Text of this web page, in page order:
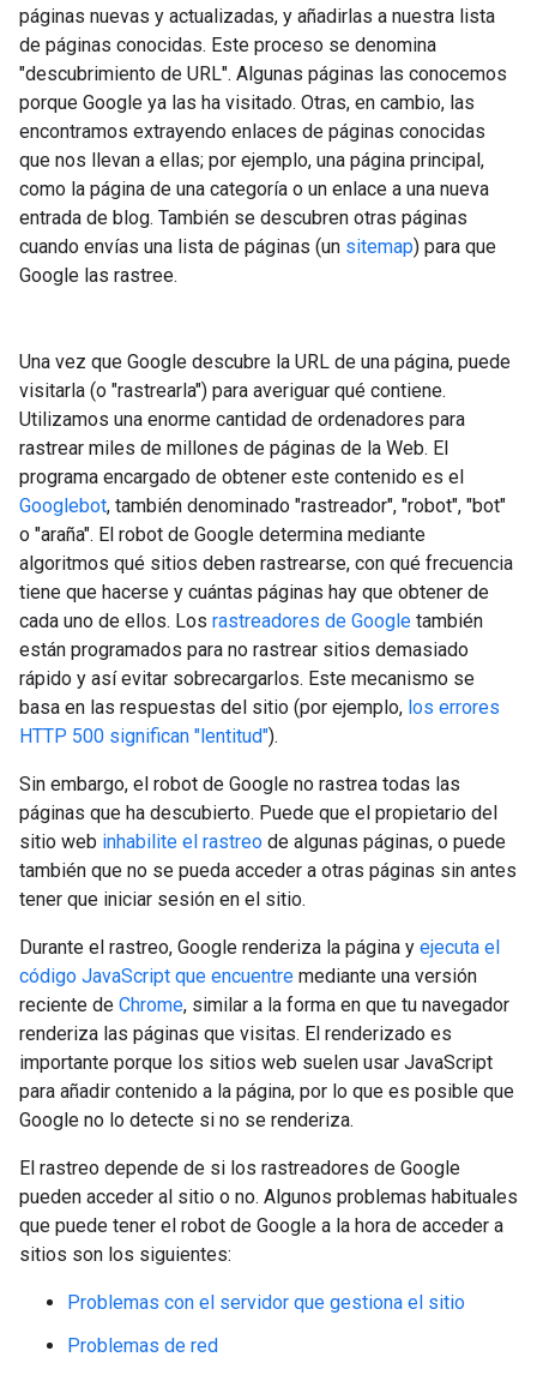
páginas nuevas y actualizadas, y añadirlas a nuestra lista
de páginas conocidas. Este proceso se denomina
"descubrimiento de URL". Algunas páginas las conocemos
porque Google ya las ha visitado. Otras, en cambio, las
encontramos extrayendo enlaces de páginas conocidas
que nos llevan a ellas; por ejemplo, una página principal,
como la página de una categoría o un enlace a una nueva
entrada de blog. También se descubren otras páginas
cuando envías una lista de páginas (un sitemap) para que
Google las rastree.
Una vez que Google descubre la URL de una página, puede
visitarla (o "rastrearla") para averiguar qué contiene.
Utilizamos una enorme cantidad de ordenadores para
rastrear miles de millones de páginas de la Web. El
programa encargado de obtener este contenido es el
Googlebot, también denominado "rastreador", "robot", "bot"
o "araña". El robot de Google determina mediante
algoritmos qué sitios deben rastrearse, con qué frecuencia
tiene que hacerse y cuántas páginas hay que obtener de
cada uno de ellos. Los rastreadores de Google también
están programados para no rastrear sitios demasiado
rápido y así evitar sobrecargarlos. Este mecanismo se
basa en las respuestas del sitio (por ejemplo, los errores
HTTP 500 significan "lentitud").
Sin embargo, el robot de Google no rastrea todas las
páginas que ha descubierto. Puede que el propietario del
sitio web inhabilite el rastreo de algunas páginas, o puede
también que no se pueda acceder a otras páginas sin antes
tener que iniciar sesión en el sitio.
Durante el rastreo, Google renderiza la página y ejecuta el
código JavaScript que encuentre mediante una versión
reciente de Chrome, similar a la forma en que tu navegador
renderiza las páginas que visitas. El renderizado es
importante porque los sitios web suelen usar JavaScript
para añadir contenido a la página, por lo que es posible que
Google no lo detecte si no se renderiza.
El rastreo depende de si los rastreadores de Google
pueden acceder al sitio o no. Algunos problemas habituales
que puede tener el robot de Google a la hora de acceder a
sitios son los siguientes:
Problemas con el servidor que gestiona el sitio
Problemas de red